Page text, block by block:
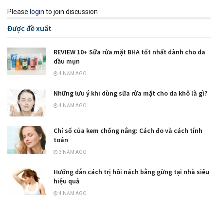
Please login to join discussion
Được đề xuất
REVIEW 10+ Sữa rửa mặt BHA tốt nhất dành cho da
dầu mụn
4 NĂM AGO
Những lưu ý khi dùng sữa rửa mặt cho da khô là gì?
4 NĂM AGO
Chỉ số của kem chống nắng: Cách đo và cách tính
toán
3 NĂM AGO
Hướng dẫn cách trị hôi nách bằng gừng tại nhà siêu
hiệu quả
4 NĂM AGO